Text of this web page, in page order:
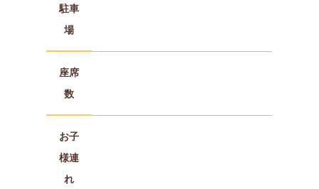
駐車
場
座席
数
お子
様連
れ